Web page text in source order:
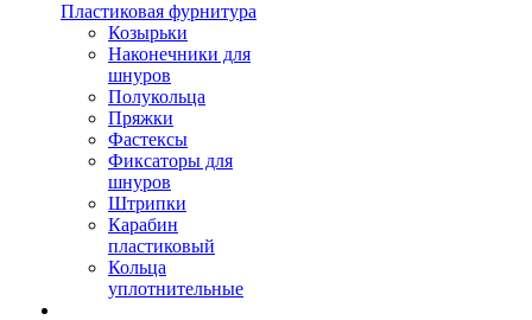
Пластиковая фурнитура
Козырьки
Наконечники для
шнуров
Полукольца
Пряжки
Фастексы
Фиксаторы для
шнуров
Штрипки
Карабин
пластиковый
Кольца
уплотнительные